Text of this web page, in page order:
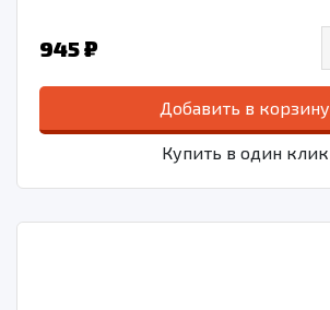
945 ₽
Добавить в корзину
Купить в один клик